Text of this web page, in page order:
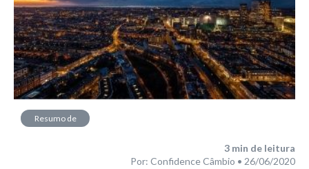
Resumo de
3 min de leitura
Por: Confidence Câmbio • 26/06/2020